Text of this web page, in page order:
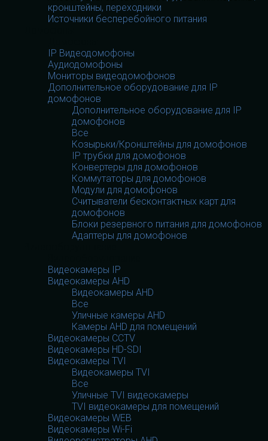
кронштейны, переходники
Источники бесперебойного питания
IP Видеодомофоны
Аудиодомофоны
Мониторы видеодомофонов
Дополнительное оборудование для IP
домофонов
Дополнительное оборудование для IP
домофонов
Все
Козырьки/Кронштейны для домофонов
IP трубки для домофонов
Конвертеры для домофонов
Коммутаторы для домофонов
Модули для домофонов
Считыватели бесконтактных карт для
домофонов
Блоки резервного питания для домофонов
Адаптеры для домофонов
Видеокамеры IP
Видеокамеры AHD
Видеокамеры AHD
Все
Уличные камеры AHD
Камеры AHD для помещений
Видеокамеры CCTV
Видеокамеры HD-SDI
Видеокамеры TVI
Видеокамеры TVI
Все
Уличные TVI видеокамеры
TVI видеокамеры для помещений
Видеокамеры WEB
Видеокамеры Wi-Fi